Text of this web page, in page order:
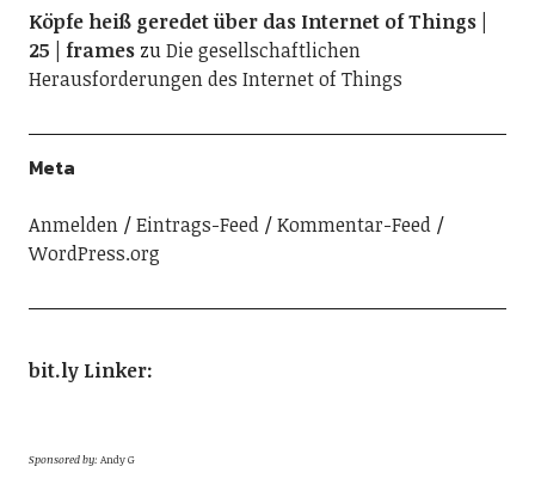
Köpfe heiß geredet über das Internet of Things |
25 | frameszuDie gesellschaftlichen
Herausforderungen des Internet of Things
Meta
Anmelden Eintrags-Feed
Kommentar-Feed
WordPress.org
bit.ly Linker:
Sponsored by: Andy G